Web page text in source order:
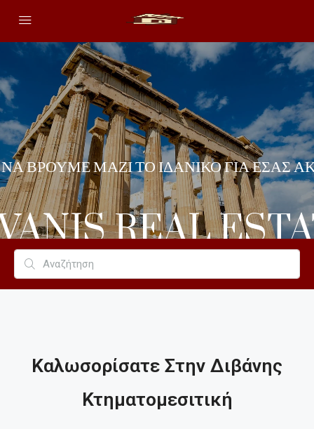
REAL
ΒΡΟΥΜΕ ΜΑΖΙ ΤΟ ΙΔΑΝΙΚΟ ΓΙΑ ΕΣΑΣ
Καλωσορίσατε Στην Διβάνης
Κτηματομεσιτική